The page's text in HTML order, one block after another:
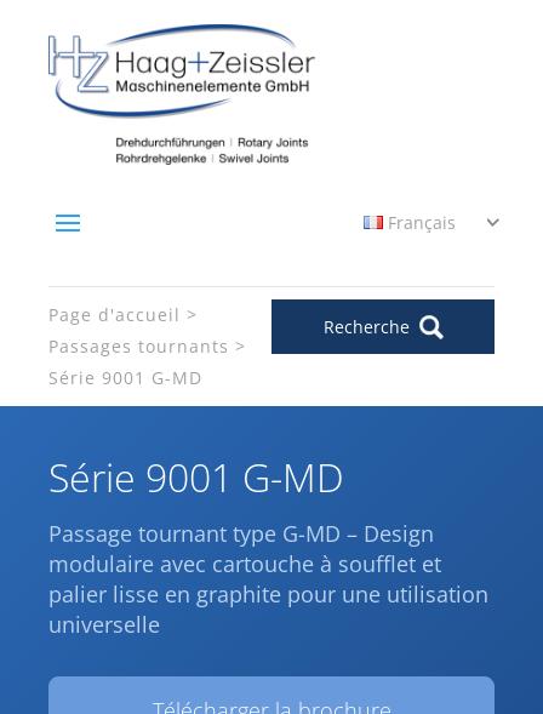
Français
Page d'accueil
Passages tournants
Série 9001 G-MD
Recherche
Série 9001 G-MD
Passage tournant type G-MD – Design
modulaire avec cartouche à soufflet et
palier lisse en graphite pour une utilisation
universelle